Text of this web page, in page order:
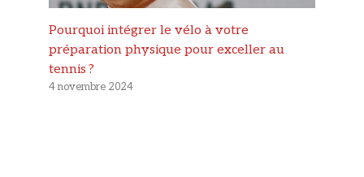
Pourquoi intégrer le vélo à votre
préparation physique pour exceller au
tennis ?
4 novembre 2024